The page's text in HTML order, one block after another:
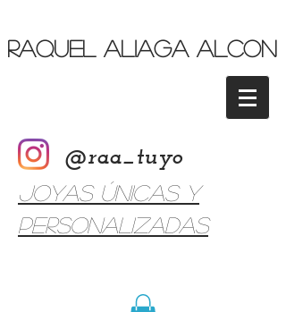
Raquel Aliaga Alcon
@raa_tuyo
Joyas únicas y
personalizadas